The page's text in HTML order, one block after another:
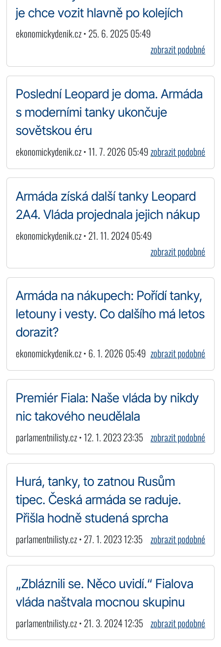
je chce vozit hlavně po kolejích
ekonomickydenik.cz • 25. 6. 2025 05:49
zobrazit podobné
Poslední Leopard je doma. Armáda
s moderními tanky ukončuje
sovětskou éru
ekonomickydenik.cz • 11. 7. 2026 05:49zobrazit podobné
Armáda získá další tanky Leopard
2A4. Vláda projednala jejich nákup
ekonomickydenik.cz • 21. 11. 2024 05:49
zobrazit podobné
Armáda na nákupech: Pořídí tanky,
letouny i vesty. Co dalšího má letos
dorazit?
ekonomickydenik.cz • 6. 1. 2026 05:49 zobrazit podobné
Premiér Fiala: Naše vláda by nikdy
nic takového neudělala
parlamentnilisty.cz • 12. 1. 2023 23:35 zobrazit podobné
Hurá, tanky, to zatnou Rusům
tipec. Česká armáda se raduje.
Přišla hodně studená sprcha
parlamentnilisty.cz • 27. 1. 2023 12:35 zobrazit podobné
„Zbláznili se. Něco uvidí.“ Fialova
vláda naštvala mocnou skupinu
parlamentnilisty.cz • 21. 3. 2024 12:35 zobrazit podobné